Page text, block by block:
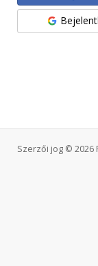
Szerzői jog © 2026